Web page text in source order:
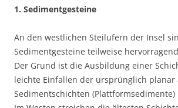
1. Sedimentgesteine
An den westlichen Steilufern der Insel
Sedimentgesteine teilweise
Der Grund ist die Ausbildung einer
leichte Einfallen der ursprünglich planar
Sedimentschichten (Plattformsedimente)